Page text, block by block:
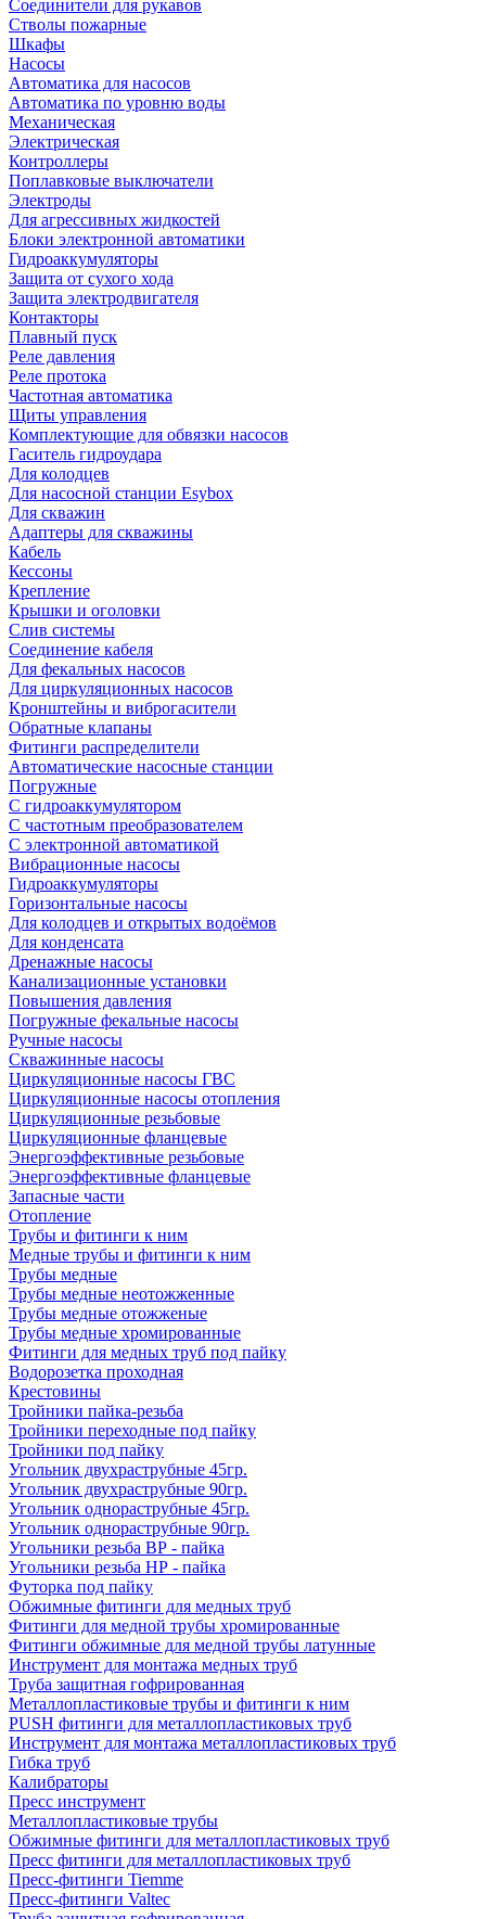
Соединители для рукавов
Стволы пожарные
Шкафы
Насосы
Автоматика для насосов
Автоматика по уровню воды
Механическая
Электрическая
Контроллеры
Поплавковые выключатели
Электроды
Для агрессивных жидкостей
Блоки электронной автоматики
Гидроаккумуляторы
Защита от сухого хода
Защита электродвигателя
Контакторы
Плавный пуск
Реле давления
Реле протока
Частотная автоматика
Щиты управления
Комплектующие для обвязки насосов
Гаситель гидроудара
Для колодцев
Для насосной станции Esybox
Для скважин
Адаптеры для скважины
Кабель
Кессоны
Крепление
Крышки и оголовки
Слив системы
Соединение кабеля
Для фекальных насосов
Для циркуляционных насосов
Кронштейны и виброгасители
Обратные клапаны
Фитинги распределители
Автоматические насосные станции
Погружные
С гидроаккумулятором
С частотным преобразователем
С электронной автоматикой
Вибрационные насосы
Гидроаккумуляторы
Горизонтальные насосы
Для колодцев и открытых водоёмов
Для конденсата
Дренажные насосы
Канализационные установки
Повышения давления
Погружные фекальные насосы
Ручные насосы
Скважинные насосы
Циркуляционные насосы ГВС
Циркуляционные насосы отопления
Циркуляционные резьбовые
Циркуляционные фланцевые
Энергоэффективные резьбовые
Энергоэффективные фланцевые
Запасные части
Отопление
Трубы и фитинги к ним
Медные трубы и фитинги к ним
Трубы медные
Трубы медные неотожженные
Трубы медные отожженые
Трубы медные хромированные
Фитинги для медных труб под пайку
Водорозетка проходная
Крестовины
Тройники пайка-резьба
Тройники переходные под пайку
Тройники под пайку
Угольник двухраструбные 45гр.
Угольник двухраструбные 90гр.
Угольник однораструбные 45гр.
Угольник однораструбные 90гр.
Угольники резьба ВР - пайка
Угольники резьба НР - пайка
Футорка под пайку
Обжимные фитинги для медных труб
Фитинги для медной трубы хромированные
Фитинги обжимные для медной трубы латунные
Инструмент для монтажа медных труб
Труба защитная гофрированная
Металлопластиковые трубы и фитинги к ним
PUSH фитинги для металлопластиковых труб
Инструмент для монтажа металлопластиковых труб
Гибка труб
Калибраторы
Пресс инструмент
Металлопластиковые трубы
Обжимные фитинги для металлопластиковых труб
Пресс фитинги для металлопластиковых труб
Пресс-фитинги Tiemme
Пресс-фитинги Valtec